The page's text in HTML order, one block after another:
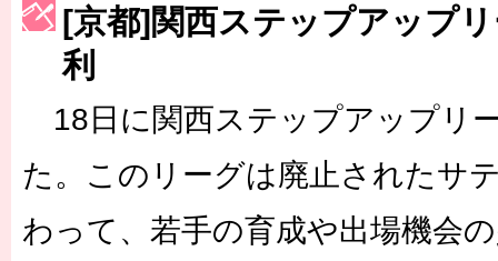
[京都]関西ステップアップ
利
18日に関西ステップアップリ
た。このリーグは廃止されたサ
わって、若手の育成や出場機会